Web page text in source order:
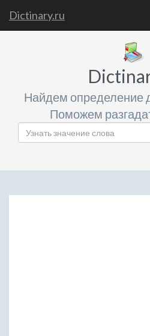
Dictinary.ru
Найдем определение
Поможем